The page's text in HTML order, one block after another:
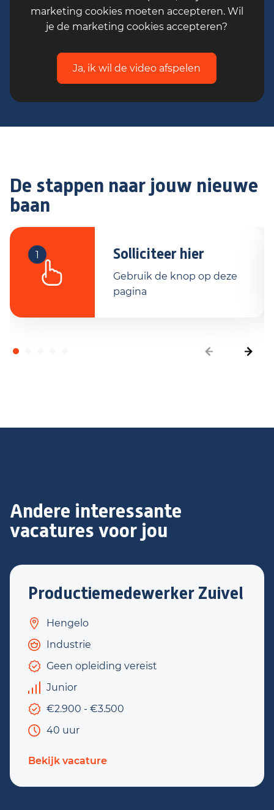
marketing cookies moeten accepteren. Wil
je de marketing cookies accepteren?
Ja, ik wil de video afspelen
De stappen naar jouw nieuwe
baan
1 Solliciteer hier
Gebruik de knop op deze
pagina
Andere interessante
vacatures voor jou
Productiemedewerker Zuivel
Hengelo
Industrie
Geen opleiding vereist
Junior
€2.900 - €3.500
40 uur
Bekijk vacature